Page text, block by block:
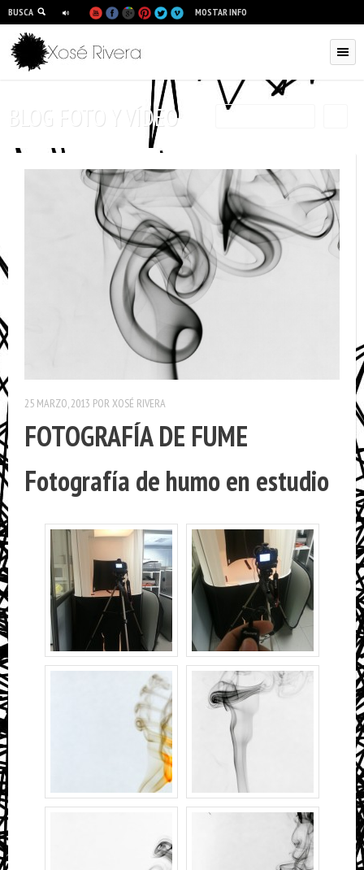
BUSCA MOSTAR INFO
BLOG FOTO Y VÍDEO
25 MARZO, 2013 PORXOSÉ RIVERA
FOTOGRAFÍA DE FUME
Fotografía de humo en estudio